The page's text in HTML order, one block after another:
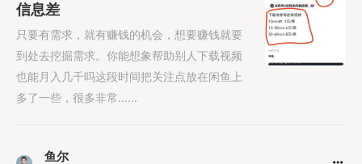
信息差
只要有需求，就有赚钱的机会，想要赚钱就要
到处去挖掘需求。你能想象帮助别人下载视频
也能月入几千吗这段时间把关注点放在闲鱼上
多了一些，很多非常......
鱼尔